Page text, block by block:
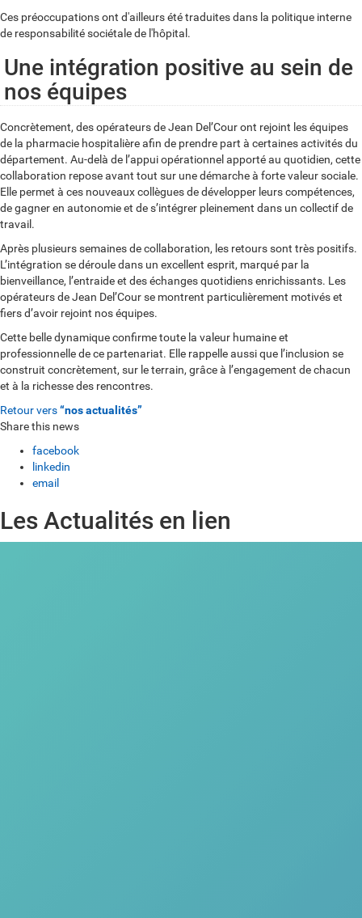
Ces préoccupations ont d'ailleurs été traduites dans la politique interne
de responsabilité sociétale de l'hôpital.
Une intégration positive au sein de
nos équipes
Concrètement, des opérateurs de Jean Del’Cour ont rejoint les équipes
de la pharmacie hospitalière afin de prendre part à certaines activités du
département. Au-delà de l’appui opérationnel apporté au quotidien, cette
collaboration repose avant tout sur une démarche à forte valeur sociale.
Elle permet à ces nouveaux collègues de développer leurs compétences,
de gagner en autonomie et de s’intégrer pleinement dans un collectif de
travail.
Après plusieurs semaines de collaboration, les retours sont très positifs.
L’intégration se déroule dans un excellent esprit, marqué par la
bienveillance, l’entraide et des échanges quotidiens enrichissants. Les
opérateurs de Jean Del’Cour se montrent particulièrement motivés et
fiers d’avoir rejoint nos équipes.
Cette belle dynamique confirme toute la valeur humaine et
professionnelle de ce partenariat. Elle rappelle aussi que l’inclusion se
construit concrètement, sur le terrain, grâce à l’engagement de chacun
et à la richesse des rencontres.
Retour vers“nos actualités”
Share this news
facebook
linkedin
email
Les Actualités en lien